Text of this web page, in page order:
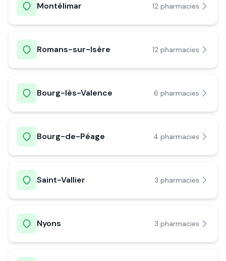
Montélimar 12 pharmacies
Romans-sur-Isère 12 pharmacies
Bourg-lès-Valence 6 pharmacies
Bourg-de-Péage 4 pharmacies
Saint-Vallier 3 pharmacies
Nyons 3 pharmacies